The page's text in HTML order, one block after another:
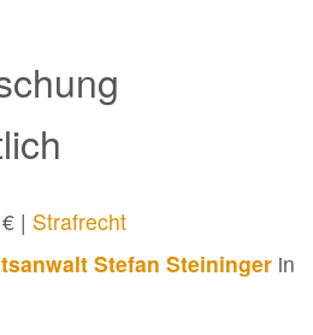
| Strafrecht
Stefan Steiningerin